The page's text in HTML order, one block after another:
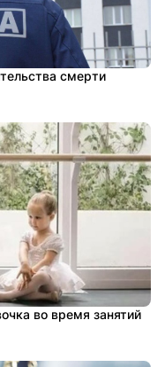
смерти
во время занятий